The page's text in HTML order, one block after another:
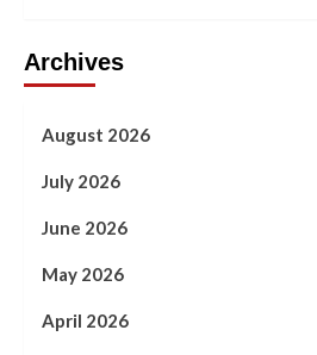
Archives
August 2026
July 2026
June 2026
May 2026
April 2026